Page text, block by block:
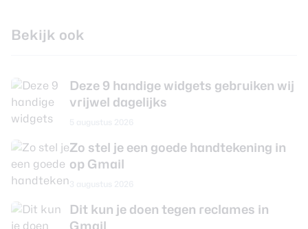
Bekijk ook
Deze 9 handige widgets gebruiken wij
vrijwel dagelijks
Zo stel je een goede handtekening in
op Gmail
Dit kun je doen tegen reclames in
Gmail